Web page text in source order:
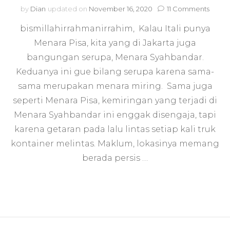
by Dian updated on November 16, 2020 11 Commentson
bismillahirrahmanirrahim, Kalau Itali punya
Menara Pisa, kita yang di Jakarta juga
bangungan serupa, Menara Syahbandar.
Keduanya ini gue bilang serupa karena sama-
sama merupakan menara miring. Sama juga
seperti Menara Pisa, kemiringan yang terjadi di
Menara Syahbandar ini enggak disengaja, tapi
karena getaran pada lalu lintas setiap kali truk
kontainer melintas. Maklum, lokasinya memang
berada persis …